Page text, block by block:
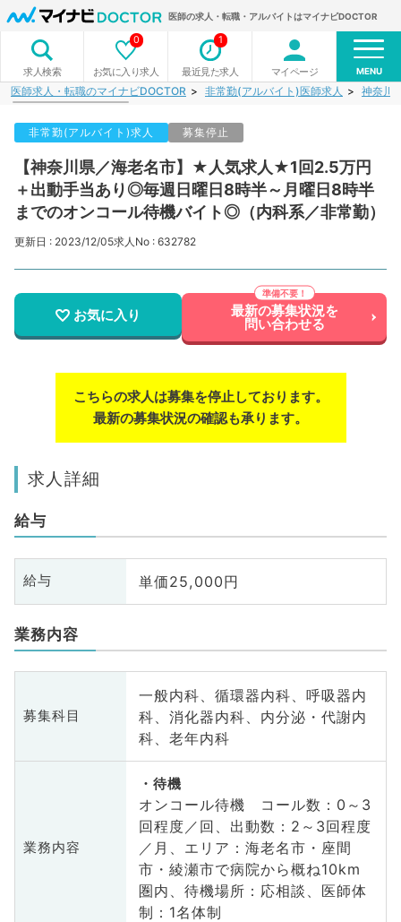
医師の求人・転職・アルバイトはマイナビDOCTOR
求人検索 お気に入り求人
0
最近見た求人
1
マイページ MENU
医師求人・転職のマイナビDOCTOR 非常勤(アルバイト)医師求人 神奈川
非常勤(アルバイト)求人 募集停止
【神奈川県／海老名市】★人気求人★1回2.5万円
＋出動手当あり◎毎週日曜日8時半～月曜日8時半
までのオンコール待機バイト◎（内科系／非常勤）
更新日 : 2023/12/05求人No : 632782
お気に入り 最新の募集状況を
問い合わせる
こちらの求人は募集を停止しております。
最新の募集状況の確認も承ります。
求人詳細
給与
給与 単価25,000円
業務内容
募集科目
一般内科、循環器内科、呼吸器内
科、消化器内科、内分泌・代謝内
科、老年内科
業務内容
待機
オンコール待機 コール数：0～3
回程度／回、出動数：2～3回程度
／月、エリア：海老名市・座間
市・綾瀬市で病院から概ね10km
圏内、待機場所：応相談、医師体
制：1名体制